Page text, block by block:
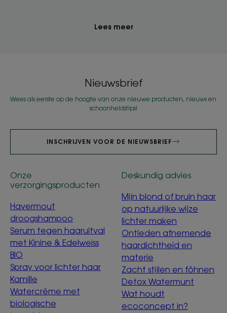
Lees meer
Nieuwsbrief
Wees als eerste op de hoogte van onze nieuwe producten, nieuws en
schoonheidstips!
INSCHRIJVEN VOOR DE NIEUWSBRIEF
Onze
verzorgingsproducten
Havermout
droogshampoo
Serum tegen haaruitval
met Kinine & Edelweiss
BIO
Spray voor lichter haar
Kamille
Watercrème met
biologische
Deskundig advies
Mijn blond of bruin haar
op natuurlijke wijze
lichter maken
Ontleden afnemende
haardichtheid en
materie
Zacht stijlen en föhnen
Detox Watermunt
Wat houdt
ecoconcept in?